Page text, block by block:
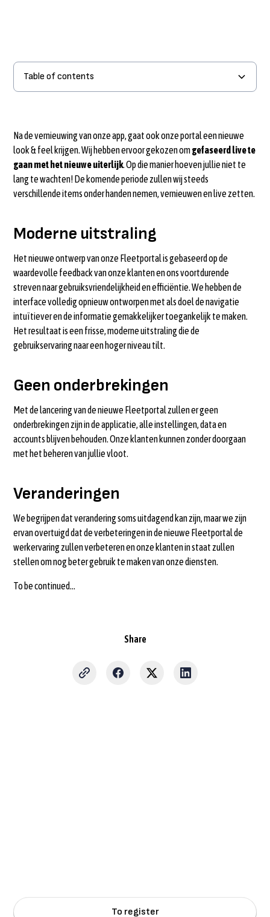
Share
Na de vernieuwing van onze app, gaat ook onze portal een nieuwe
look & feel krijgen. Wij hebben ervoor gekozen omgefaseerd live te
gaan met het nieuwe uiterlijk. Op die manier hoeven jullie niet te
lang te wachten! De komende periode zullen wij steeds
verschillende items onder handen nemen, vernieuwen en live zetten.
Moderne uitstraling
Het nieuwe ontwerp van onze Fleetportal is gebaseerd op de
waardevolle feedback van onze klanten en ons voortdurende
streven naar gebruiksvriendelijkheid en efficiëntie. We hebben de
interface volledig opnieuw ontworpen met als doel de navigatie
intuïtiever en de informatie gemakkelijker toegankelijk te maken.
Het resultaat is een frisse, moderne uitstraling die de
gebruikservaring naar een hoger niveau tilt.
Geen onderbrekingen
Met de lancering van de nieuwe Fleetportal zullen er geen
onderbrekingen zijn in de applicatie, alle instellingen, data en
accounts blijven behouden. Onze klanten kunnen zonder doorgaan
met het beheren van jullie vloot.
Veranderingen
We begrijpen dat verandering soms uitdagend kan zijn, maar we zijn
ervan overtuigd dat de verbeteringen in de nieuwe Fleetportal de
werkervaring zullen verbeteren en onze klanten in staat zullen
stellen om nog beter gebruik te maken van onze diensten.
To be continued...
Table of contents